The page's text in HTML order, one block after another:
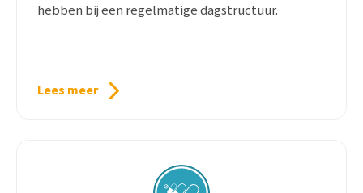
hebben bij een regelmatige dagstructuur.
Lees meer